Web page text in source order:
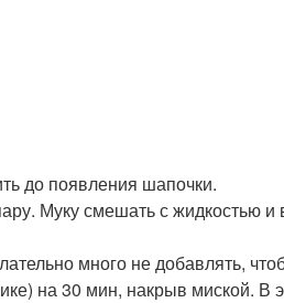
до появления шапочки.
Муку смешать с жидкостью и
много не добавлять,
на 30 мин, накрыв миской. В